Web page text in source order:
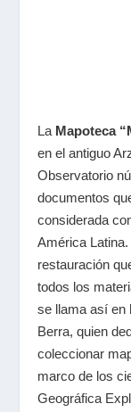
La Mapoteca
en el antiguo
Observatorio
documentos
considerada
América
restauración
todos los
se llama así en
Berra, quien
coleccionar
marco de los
Geográfica